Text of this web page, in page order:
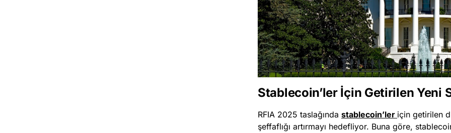
Stablecoin’ler İçin Getirilen Yeni
RFIA 2025 taslağında stablecoin’ler için getirilen
şeffaflığı artırmayı hedefliyor. Buna göre,